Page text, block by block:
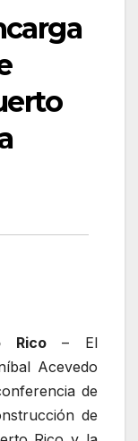
Rico– El
Acevedo
de
de